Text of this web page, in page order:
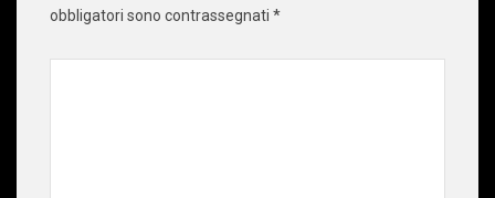
obbligatori sono contrassegnati *